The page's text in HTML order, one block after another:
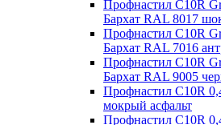
Профнастил С10R
Бархат RAL 8017
Профнастил С10R
Бархат RAL 7016
Профнастил С10R
Бархат RAL 9005
Профнастил С10R
мокрый асфальт
Профнастил С10R